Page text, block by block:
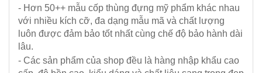
- Hơn 50++ mẫu cốp thùng đựng mỹ phẩm khác nhau
với nhiều kích cỡ, đa dạng mẫu mã và chất lượng
luôn được đảm bảo tốt nhất cùng chế độ bảo hành dài
lâu.
- Các sản phẩm của shop đều là hàng nhập khẩu cao